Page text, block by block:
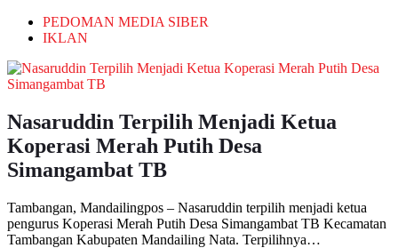
PEDOMAN MEDIA SIBER
IKLAN
Nasaruddin Terpilih Menjadi Ketua
Koperasi Merah Putih Desa
Simangambat TB
Tambangan, Mandailingpos – Nasaruddin terpilih menjadi ketua
pengurus Koperasi Merah Putih Desa Simangambat TB Kecamatan
Tambangan Kabupaten Mandailing Nata. Terpilihnya…